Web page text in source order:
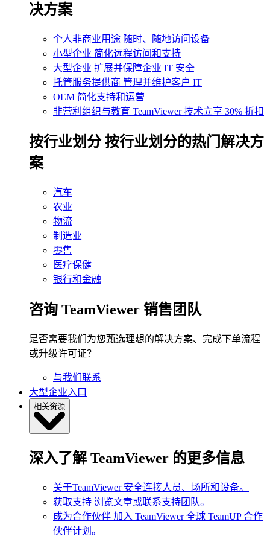
决方案
个人非商业用途 随时、随地访问设备
小型企业 简化远程访问和支持
大型企业 扩展并保障企业 IT 安全
托管服务提供商 管理并维护客户 IT
OEM 简化支持和运营
非营利组织与教育 TeamViewer 技术立享 30% 折扣
‌按行业划分 按行业划分的热门解决方
案
汽车
农业
物流
制造业
零售
医疗保健
银行和金融
咨询 TeamViewer 销售团队
是否需要我们为您甄选理想的解决方案、完成下单流程
或升级许可证？
与我们联系
大型企业入口
相关资源
深入了解 TeamViewer 的更多信息
关于TeamViewer 安全连接人员、场所和设备。
获取支持 浏览文章或联系支持团队。
成为合作伙伴 加入 TeamViewer 全球 TeamUP 合作
伙伴计划。